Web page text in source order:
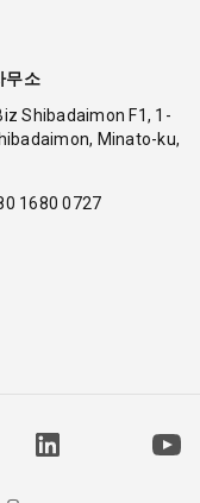
무소
Shibadaimon F1, 1-
Minato-ku,
1680 0727